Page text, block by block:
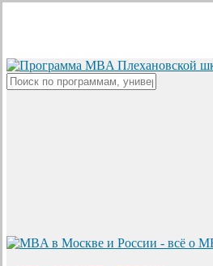
content